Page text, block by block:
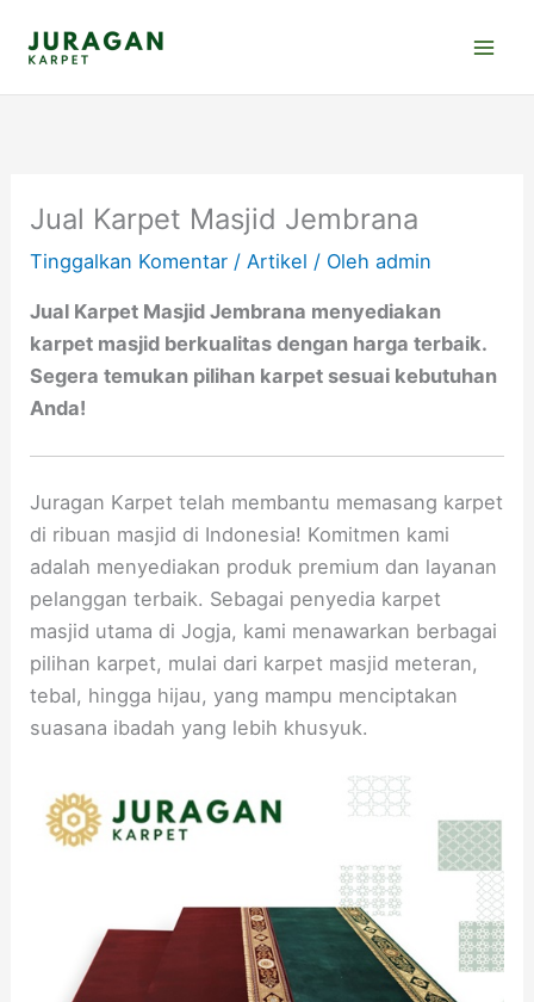
Jual Karpet Masjid Jembrana
Tinggalkan Komentar /Artikel / Olehadmin
Jual Karpet Masjid Jembrana menyediakan
karpet masjid berkualitas dengan harga terbaik.
Segera temukan pilihan karpet sesuai kebutuhan
Anda!
Juragan Karpet telah membantu memasang karpet
di ribuan masjid di Indonesia! Komitmen kami
adalah menyediakan produk premium dan layanan
pelanggan terbaik. Sebagai penyedia karpet
masjid utama di Jogja, kami menawarkan berbagai
pilihan karpet, mulai dari karpet masjid meteran,
tebal, hingga hijau, yang mampu menciptakan
suasana ibadah yang lebih khusyuk.